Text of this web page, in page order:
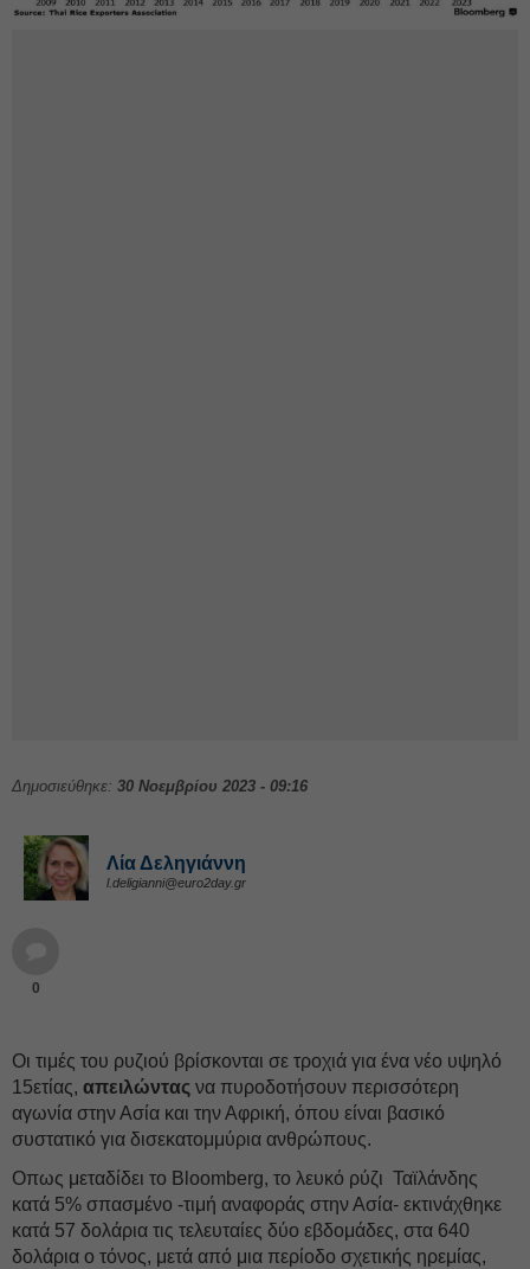
Δημοσιεύθηκε: 30 Νοεμβρίου 2023 - 09:16
Λία Δεληγιάννη
l.deligianni@euro2day.gr
0
Οι τιμές του ρυζιού βρίσκονται σε τροχιά για ένα νέο υψηλό
15ετίας, απειλώντας να πυροδοτήσουν περισσότερη
αγωνία στην Ασία και την Αφρική, όπου είναι βασικό
συστατικό για δισεκατομμύρια ανθρώπους.
Οπως μεταδίδει το Bloomberg, το λευκό ρύζι Ταϊλάνδης
κατά 5% σπασμένο -τιμή αναφοράς στην Ασία- εκτινάχθηκε
κατά 57 δολάρια τις τελευταίες δύο εβδομάδες, στα 640
δολάρια ο τόνος, μετά από μια περίοδο σχετικής ηρεμίας,